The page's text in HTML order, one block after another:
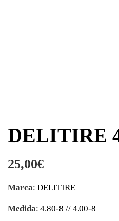
DELITIRE
25,00€
Marca: DELITIRE
Medida: 4.80-8 // 4.00-8